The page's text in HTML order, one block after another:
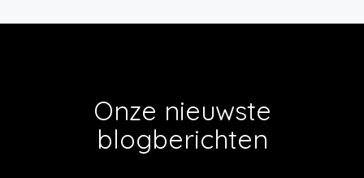
Onze nieuwste
blogberichten